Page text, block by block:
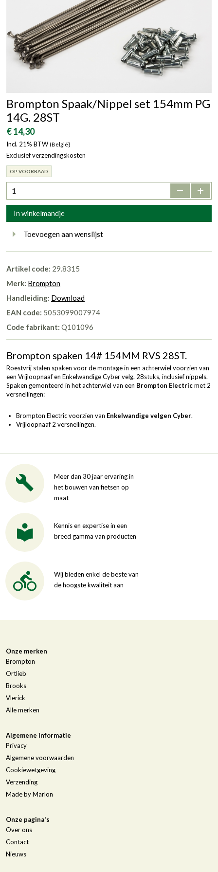
Brompton Spaak/Nippel set 154mm PG
14G. 28ST
€ 14,30
Incl. 21% BTW (België}
Exclusief verzendingskosten
OP VOORRAAD
- +
In winkelmandje
Toevoegen aan wenslijst
Artikel code: 29.8315
Merk: Brompton
Handleiding: Download
EAN code: 5053099007974
Code fabrikant: Q101096
Brompton spaken 14# 154MM RVS 28ST.
Roestvrij stalen spaken voor de montage in een achterwiel voorzien van
een Vrijloopnaaf en Enkelwandige Cyber velg. 28stuks, inclusief nippels.
Spaken gemonteerd in het achterwiel van een Brompton Electricmet 2
versnellingen:
Brompton Electric voorzien van Enkelwandige velgen Cyber.
Vrijloopnaaf 2 versnellingen.
Meer dan 30 jaar ervaring in
het bouwen van fietsen op
maat
Kennis en expertise in een
breed gamma van producten
Wij bieden enkel de beste van
de hoogste kwaliteit aan
Onze merken
Brompton
Ortlieb
Brooks
Vlerick
Alle merken
Algemene informatie
Privacy
Algemene voorwaarden
Cookiewetgeving
Verzending
Made by Marlon
Onze pagina's
Over ons
Contact
Nieuws